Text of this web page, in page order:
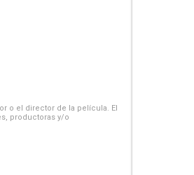
o el director de la película. El
productoras y/o